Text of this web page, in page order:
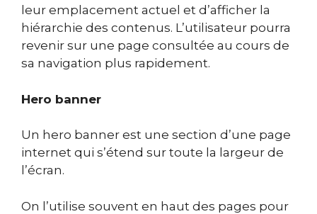
leur emplacement actuel et d’afficher la
hiérarchie des contenus. L’utilisateur pourra
revenir sur une page consultée au cours de
sa navigation plus rapidement.
Hero banner
Un hero banner est une section d’une page
internet qui s’étend sur toute la largeur de
l’écran.
On l’utilise souvent en haut des pages pour